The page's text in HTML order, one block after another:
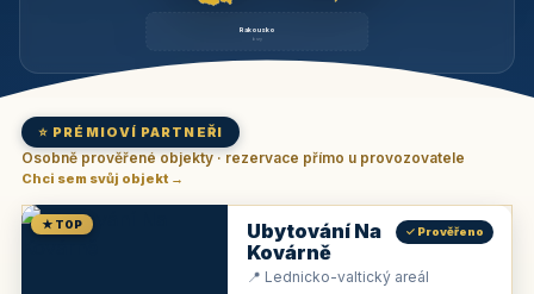
Rakousko
brzy
⭐ PRÉMIOVÍ PARTNEŘI
Osobně prověřené objekty · rezervace přímo u provozovatele
Chci sem svůj objekt →
★ TOP
Ubytování Na
Kovárně
✓ Prověřeno
📍 Lednicko-valtický areál